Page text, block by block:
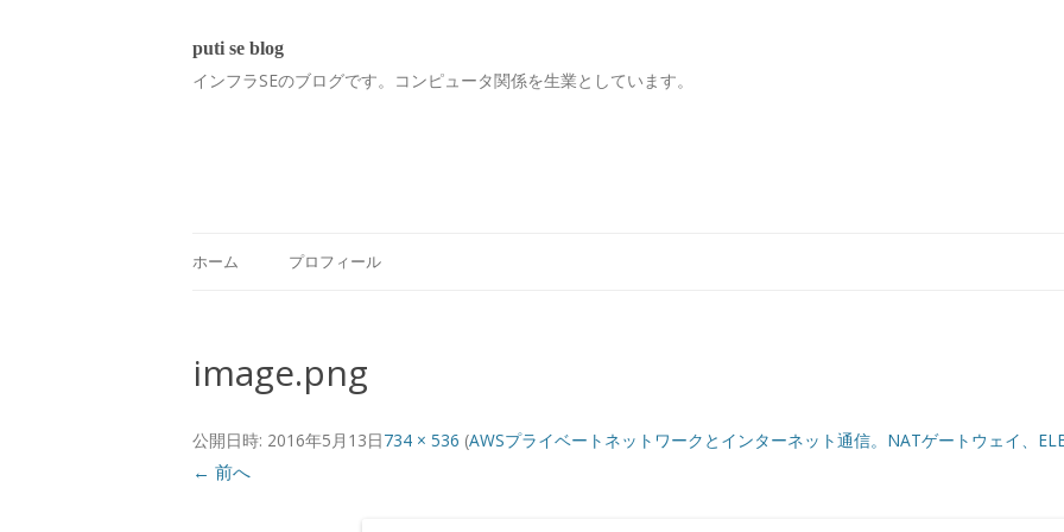
puti se blog
インフラSEのブログです。コンピュータ関係を生業としています。
ホーム プロフィール
image.png
公開日時: 2016年5月13日734 × 536 (AWSプライベートネットワークとインターネット通信。NATゲートウェイ、
← 前へ